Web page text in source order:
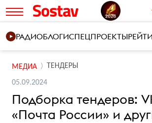
РАДИОБЛОГИСПЕЦПРОЕКТЫ
МЕДИА ТЕНДЕРЫ
05.09.2024
Подборка тендеров:
«Почта России» и